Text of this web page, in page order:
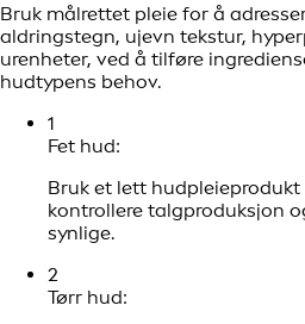
Bruk målrettet pleie for å
aldringstegn, ujevn tekstur,
urenheter, ved å tilføre
hudtypens behov.
1
Fet hud:
Bruk et lett hudpleieprodukt
kontrollere talgproduksjon
synlige.
2
Tørr hud: